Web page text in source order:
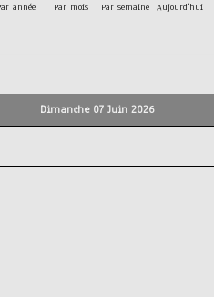
année Par mois Par semaine Aujourd'hui
Dimanche 07 Juin 2026